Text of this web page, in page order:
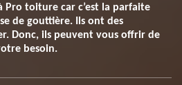
Pro toiture car c’est la parfaite
de gouttière. Ils ont des
Donc, ils peuvent vous offrir de
besoin.